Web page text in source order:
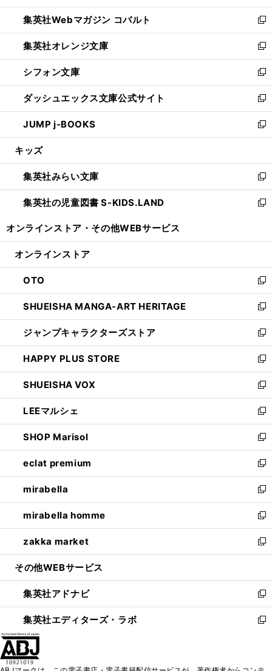
開
く
ウ
で
開
く
ン
ド
ウ
で
開
く
ウ
ィ
ン
ド
ウ
で
開
く
集英社Webマガジン コバルト
新
し
い
ウ
ィ
ン
ド
ウ
で
開
集英社オレンジ文庫
新
し
い
ウ
ィ
ン
ド
ウ
開
く
シフォン文庫
新
し
い
ウ
ィ
ン
ウ
で
開
く
ダッシュエックス文庫公式サイト
新
し
い
ウ
ン
ド
ウ
で
JUMP j-BOOKS
新
し
ウ
ィ
ン
ド
開
キッズ
集英社みらい文庫
新
し
い
ン
ウ
で
開
く
集英社の児童図書 S-KIDS.LAND
新
ウ
ン
ド
ウ
で
開
く
オンラインストア・ その他WEBサービス
オンラインストア
OTO
新
し
い
ウ
ィ
ン
ド
ウ
で
開
く
SHUEISHA MANGA-ART HERITAGE
新
し
い
ウ
ィ
ン
ド
ウ
で
開
く
ジャンプキャラクターズストア
新
し
い
ウ
ィ
ン
ド
ウ
で
開
く
HAPPY PLUS STORE
新
し
い
ウ
ィ
ン
ド
ウ
で
開
く
SHUEISHA VOX
新
し
い
ウ
ィ
ン
ド
ウ
で
開
く
LEEマルシェ
新
し
い
ウ
ィ
ン
ド
ウ
で
開
く
SHOP Marisol
新
し
い
ウ
ィ
ン
ド
ウ
で
開
eclat premium
新
し
い
ウ
ィ
ン
ド
ウ
開
く
mirabella
新
し
い
ウ
ィ
ン
ウ
で
開
く
mirabella homme
新
し
い
ウ
ン
ド
ウ
で
zakka market
新
し
ウ
ィ
ン
ド
その他WEBサービス
集英社アドナビ
新
し
い
集英社エディターズ・ラボ
新